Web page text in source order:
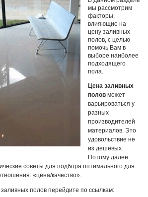
мы рассмотрим
факторы,
влияющие на
цену заливных
полов, с целью
помочь Вам в
выборе наиболее
подходящего
пола.
Цена заливных
полов может
варьироваться у
разных
производителей
материалов. Это
удовольствие не
из дешевых.
Потому далее
советы для подбора оптимального для
«цена/качество».
полов перейдите по ссылкам: